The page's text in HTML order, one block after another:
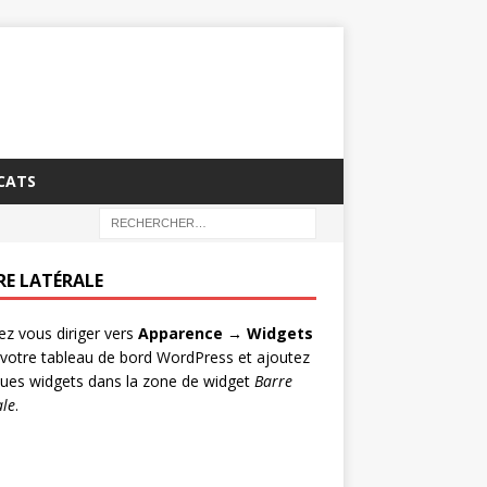
LATÉRALE
vous diriger vers Apparence → Widgets
tableau de bord WordPress et ajoutez
widgets dans la zone de widget Barre
.